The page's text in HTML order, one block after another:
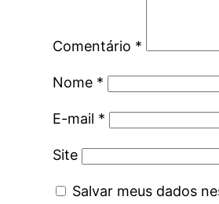
Comentário *
Nome *
E-mail *
Site
Salvar meus dados